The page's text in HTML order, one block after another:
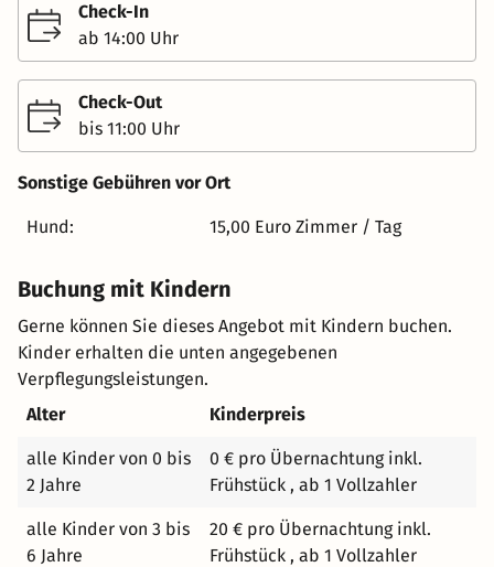
schöne Biergarten ein, die frische, regionale Küche des
Hauses zu genießen. Viele gut ausgeschilderte Wander-
und Radwege führen Sie in die Umgebung und auch ein
Fahrradverleih ist vorhanden. Außerdem besteht die
Möglichkeit, Wassersportgeräte wie z.B. SUP-Boards zu
leihen und Touren in die umliegenden Gewässer zu
machen. Auch sollte man sich eine wohltuende Massage
im Haus nicht entgehen lassen. Ihr Fahrzeug stellen Sie
kostenfrei am Alten Krug ab. Darüber hinaus trennen Sie
Check-In
ab 14:00 Uhr
Check-Out
bis 11:00 Uhr
Sonstige Gebühren vor Ort
Hund: 15,00 Euro Zimmer / Tag
Buchung mit Kindern
Gerne können Sie dieses Angebot mit Kindern buchen.
Kinder erhalten die unten angegebenen
Verpflegungsleistungen.
Alter
Kinderpreis
alle Kinder von 0 bis
2 Jahre
0 € pro Übernachtung inkl.
Frühstück , ab 1 Vollzahler
alle Kinder von 3 bis
6 Jahre
20 € pro Übernachtung inkl.
Frühstück , ab 1 Vollzahler